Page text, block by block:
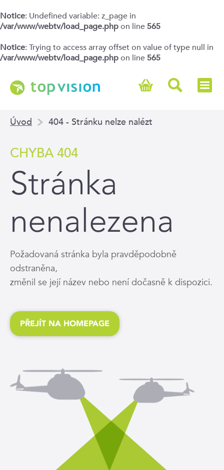
Notice: Undefined variable: z_page in
/var/www/webtv/load_page.phpon line565
Notice: Trying to access array offset on value of type null in
/var/www/webtv/load_page.phpon line565
Úvod 404 - Stránku nelze nalézt
CHYBA 404
Stránka
nenalezena
Požadovaná stránka byla pravděpodobně
odstraněna,
změnil se její název nebo není dočasně k dispozici.
PŘEJÍT NA HOMEPAGE